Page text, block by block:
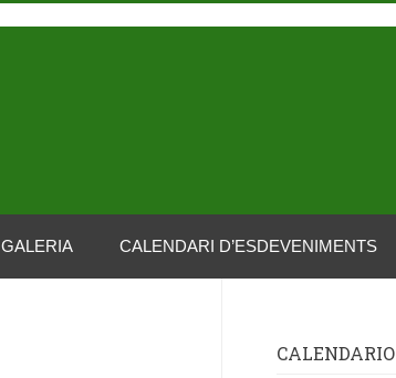
GALERIA CALENDARI D’ESDEVENIMENTS
CALENDARIO